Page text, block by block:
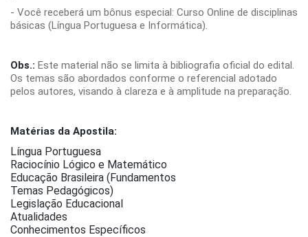
- Você receberá um bônus especial: Curso Online de disciplinas
básicas (Língua Portuguesa e Informática).
Obs.: Este material não se limita à bibliografia oficial do edital.
Os temas são abordados conforme o referencial adotado
pelos autores, visando à clareza e à amplitude na preparação.
Matérias da Apostila:
Língua Portuguesa
Raciocínio Lógico e Matemático
Educação Brasileira (Fundamentos
Temas Pedagógicos)
Legislação Educacional
Atualidades
Conhecimentos Específicos